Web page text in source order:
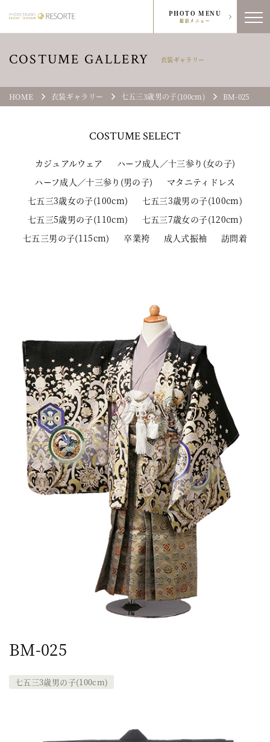
PHOTO MENU
撮影メニュー
COSTUME GALLERY 衣装ギャラリー
HOME 衣装ギャラリー 七五三3歳男の子(100cm) BM-025
COSTUMESELECT
カジュアルウェア
ハーフ成人／十三参り(女の子)
ハーフ成人／十三参り(男の子)
マタニティドレス
七五三3歳女の子(100cm)
七五三3歳男の子(100cm)
七五三5歳男の子(110cm)
七五三7歳女の子(120cm)
七五三男の子(115cm)
卒業袴 成人式振袖 訪問着
BM-025
七五三3歳男の子(100cm)